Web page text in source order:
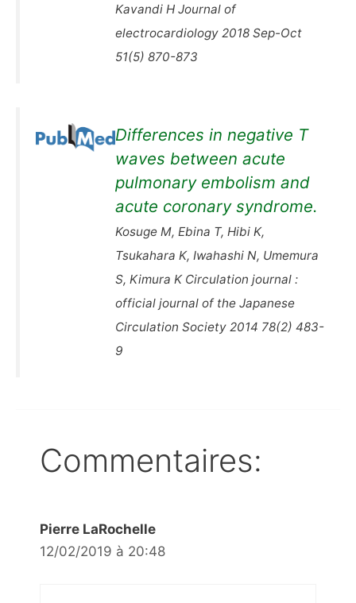
Kavandi H Journal of
electrocardiology 2018 Sep-Oct
51(5) 870-873
Differences in negative T
waves between acute
pulmonary embolism and
acute coronary syndrome.
Kosuge M, Ebina T, Hibi K,
Tsukahara K, Iwahashi N, Umemura
S, Kimura K Circulation journal :
official journal of the Japanese
Circulation Society 2014 78(2) 483-
9
Commentaires:
Pierre LaRochelle
12/02/2019 à 20:48